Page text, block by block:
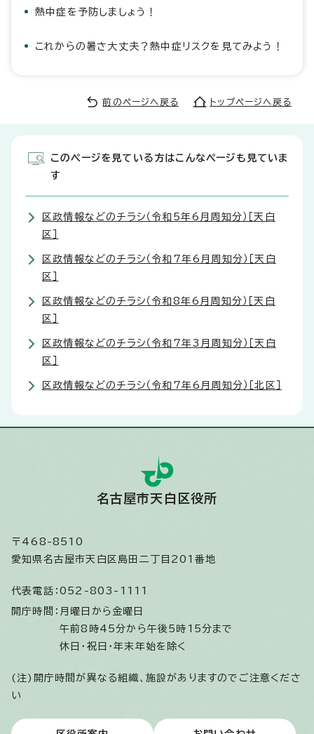
熱中症を予防しましょう！
これからの暑さ大丈夫？熱中症リスクを見てみよう！
前のページへ戻る トップページへ戻る
このページを見ている方はこんなページも見ていま
す
区政情報などのチラシ（令和5年6月周知分）［天白
区］
区政情報などのチラシ（令和7年6月周知分）［天白
区］
区政情報などのチラシ（令和8年6月周知分）［天白
区］
区政情報などのチラシ（令和7年3月周知分）［天白
区］
区政情報などのチラシ（令和7年6月周知分）［北区］
名古屋市天白区役所
〒468-8510
愛知県名古屋市天白区島田二丁目201番地
代表電話： 052-803-1111
開庁時間： 月曜日から金曜日
午前8時45分から午後5時15分まで
休日・祝日・年末年始を除く
(注)開庁時間が異なる組織、施設がありますのでご注意くださ
い